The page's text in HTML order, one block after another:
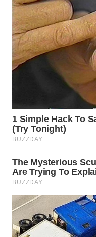
WN
TAPANULI
TENGAH
WN DELI
SERDANG
TINGGI
WN
WN
KARAWANG
WN
BEKASI